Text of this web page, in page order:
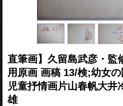
直筆画】久留島武彦・監
用原画 画稿 13/検;幼女
児童抒情画片山春帆大井
雄